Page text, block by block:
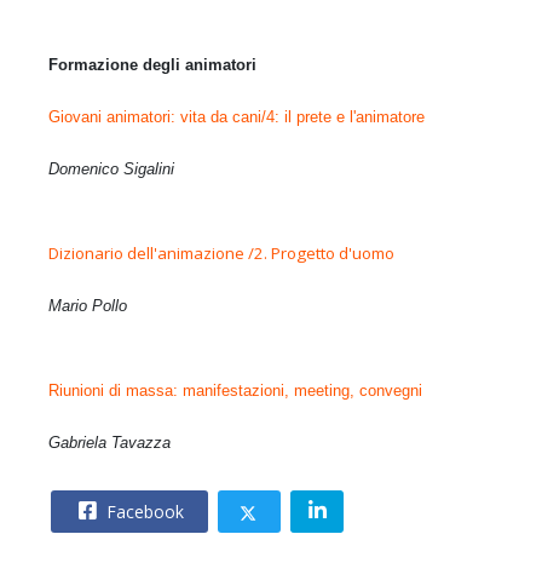
Formazione degli animatori
Giovani animatori: vita da cani/4: il prete e l'animatore
Domenico Sigalini
Dizionario dell'animazione /2. Progetto d'uomo
Mario Pollo
Riunioni di massa: manifestazioni, meeting, convegni
Gabriela Tavazza
Facebook